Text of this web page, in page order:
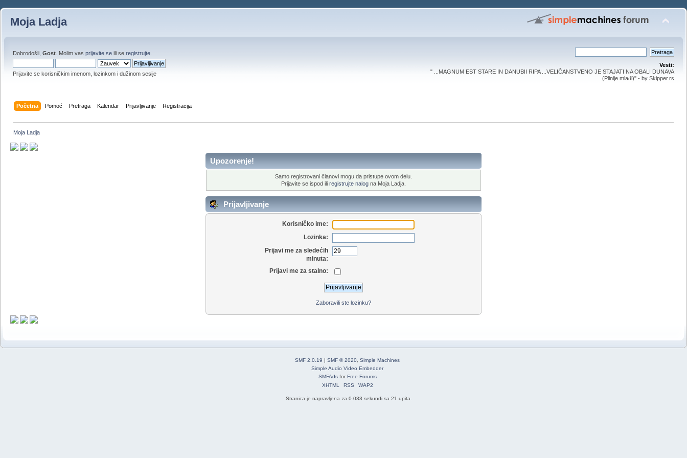
Moja Ladja
Dobrodošli, Gost . Molim vas prijavite se ili se registrujte
Prijavite se korisničkim imenom, lozinkom i dužinom sesije
Vesti:
" ...MAGNUM EST STARE IN DANUBII RIPA ...VELIČANSTVENO JE STAJATI NA OBALI DUNAVA
(Plinije mlađi)" - by Skipper.rs
Početna Pomoć Pretraga Kalendar Prijavljivanje Registracija
Moja Ladja
Upozorenje!
Samo registrovani članovi mogu da pristupe ovom delu.
Prijavite se ispod ili registrujte nalog na Moja Ladja.
Prijavljivanje
Korisničko ime:
Lozinka:
Prijavi me za sledećih
minuta:
Prijavi me za stalno:
Zaboravili ste lozinku?
SMF 2.0.19 | SMF © 2020 Simple Machines
Simple Audio Video Embedder
SMFAdsforFree Forums
XHTML
RSS WAP2
Stranica je napravljena za 0.033 sekundi sa 21 upita.